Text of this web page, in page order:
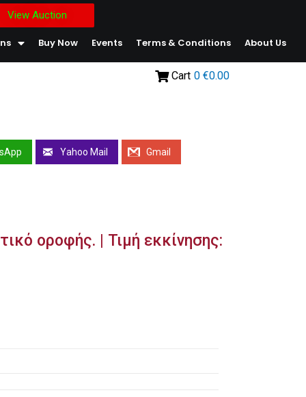
View Auction
Buy Now Events Terms & Conditions About Us
Cart 0 €0.00
Yahoo Mail Gmail
οροφής. | Τιμή εκκίνησης: